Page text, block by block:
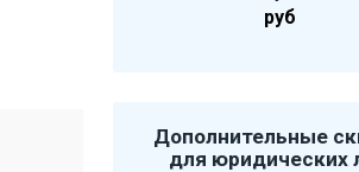
руб
Дополнительные
для юридических